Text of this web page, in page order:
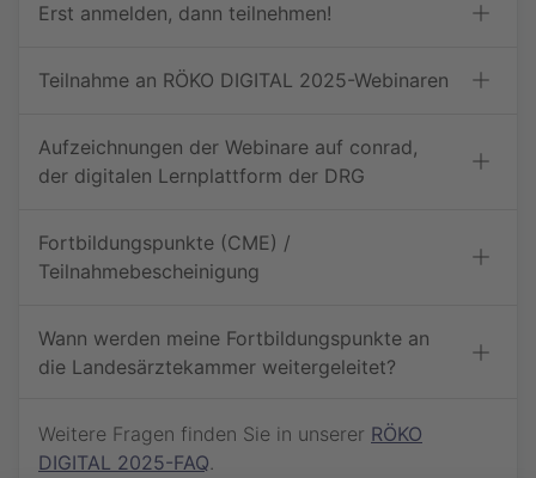
Erst anmelden, dann teilnehmen!
Teilnahme an RÖKO DIGITAL 2025-Webinaren
Aufzeichnungen der Webinare auf conrad,
der digitalen Lernplattform der DRG
Fortbildungspunkte (CME) /
Teilnahmebescheinigung
Wann werden meine Fortbildungspunkte an
die Landesärztekammer weitergeleitet?
Weitere Fragen finden Sie in unserer RÖKO
DIGITAL 2025-FAQ.